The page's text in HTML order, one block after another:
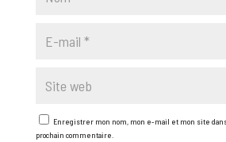
Enregistrer mon nom, mon e-mail et mon site
prochain commentaire.